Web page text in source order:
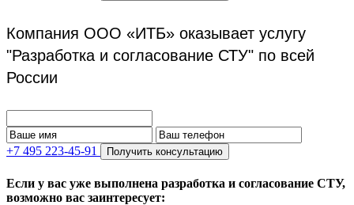
Компания ООО «ИТБ» оказывает услугу
"Разработка и согласование СТУ" по всей
России
+7 495 223-45-91 Получить консультацию
Если у вас уже выполнена разработка и согласование СТУ,
возможно вас заинтересует: